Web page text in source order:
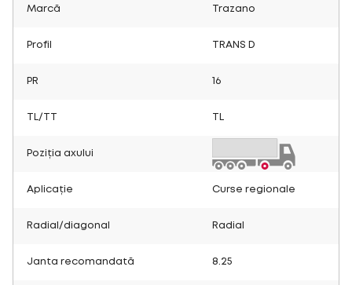
Marcă Trazano
Profil TRANS D
PR 16
TL/TT
Poziția axului
Aplicație Curse regionale
Radial/diagonal Radial
Janta recomandată 8.25